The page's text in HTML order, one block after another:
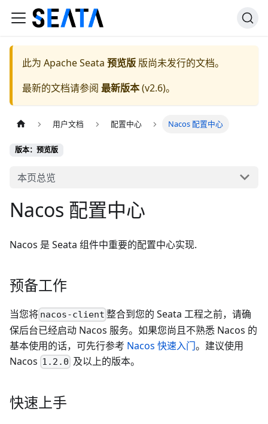
此为 Apache Seata 预览版 版尚未发行的文档。
最新的文档请参阅 最新版本(v2.6)。
用户文档 配置中心 Nacos 配置中心
版本：预览版
本页总览
Nacos 配置中心
Nacos 是 Seata 组件中重要的配置中心实现.
预备工作
当您将 nacos-client 整合到您的 Seata 工程之前，请确
保后台已经启动 Nacos 服务。如果您尚且不熟悉 Nacos 的
基本使用的话，可先行参考 Nacos 快速入门。建议使用
Nacos 1.2.0 及以上的版本。
快速上手